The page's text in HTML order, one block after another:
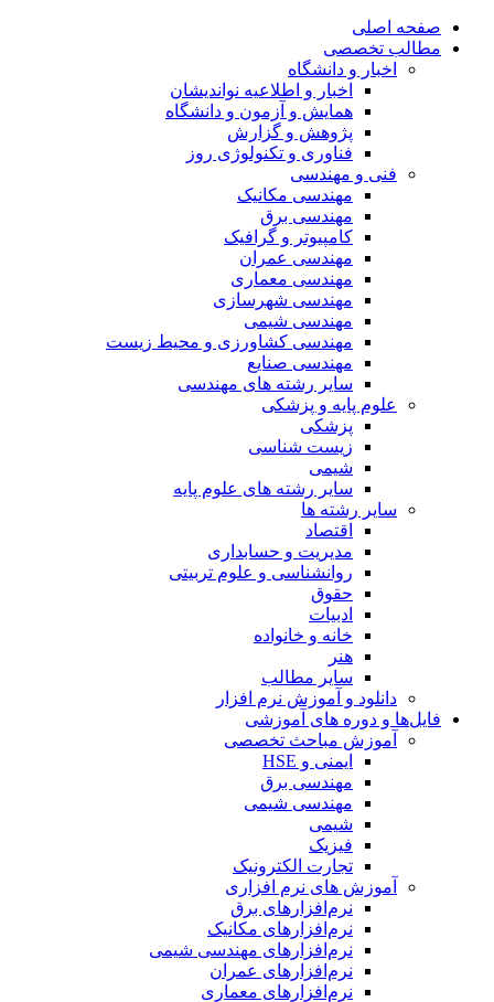
صفحه اصلی
مطالب تخصصی
اخبار و دانشگاه
اخبار و اطلاعیه نواندیشان
همایش و آزمون و دانشگاه
پژوهش و گزارش
فناوری و تکنولوژی روز
فنی و مهندسی
مهندسی مکانیک
مهندسی برق
کامپیوتر و گرافیک
مهندسی عمران
مهندسی معماری
مهندسی شهرسازی
مهندسی شیمی
مهندسی کشاورزی و محیط زیست
مهندسی صنایع
سایر رشته های مهندسی
علوم پایه و پزشکی
پزشکی
زیست شناسی
شیمی
سایر رشته های علوم پایه
سایر رشته ها
اقتصاد
مدیریت و حسابداری
روانشناسی و علوم تربیتی
حقوق
ادبیات
خانه و خانواده
هنر
سایر مطالب
دانلود و آموزش نرم افزار
فایل‌ها و دوره های آموزشی
آموزش مباحث تخصصی
ایمنی و HSE
مهندسی برق
مهندسی شیمی
شیمی
فیزیک
تجارت الکترونیک
آموزش های نرم افزاری
نرم‌افزارهای برق
نرم‌افزارهای مکانیک
نرم‌افزارهای مهندسی شیمی
نرم‌افزارهای عمران
نرم‌افزارهای معماری